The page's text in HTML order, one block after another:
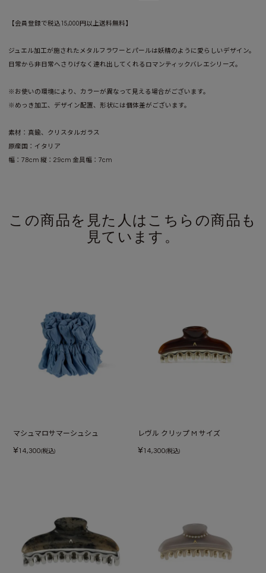
【会員登録で税込15,000円以上送料無料】
ジュエル加工が施されたメタルフラワーとパールは妖精のように愛らしいデザイン。
日常から非日常へさりげなく連れ出してくれるロマンティックバレエシリーズ。
※お使いの環境により、カラーが異なって見える場合がございます。
※めっき加工、デザイン配置、形状には個体差がございます。
素材：真鍮、クリスタルガラス
原産国：イタリア
幅：7.8cm 縦：2.9cm 金具幅：7cm
この商品を見た人はこちらの商品も
見ています。
マシュマロサマーシュシュ
¥14,300(税込)
レヴル クリップ M サイズ
¥14,300(税込)